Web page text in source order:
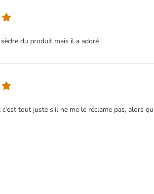
du produit mais il a adoré
tout juste s'il ne me le réclame pas, alors